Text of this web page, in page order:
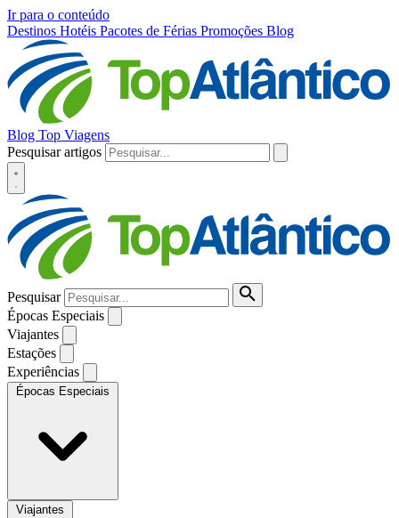
Ir para o conteúdo
Destinos Hotéis Pacotes de Férias Promoções Blog
Blog Top Viagens
Pesquisar artigos
Pesquisar
Épocas Especiais
Viajantes
Estações
Experiências
Épocas Especiais
Viajantes